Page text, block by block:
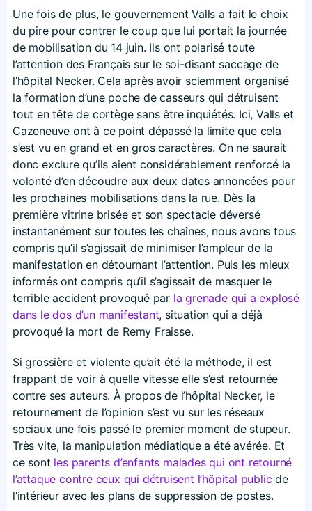
Une fois de plus, le gouvernement Valls a fait le choix
du pire pour contrer le coup que lui portait la journée
de mobilisation du 14 juin. Ils ont polarisé toute
l’attention des Français sur le soi-disant saccage de
l’hôpital Necker. Cela après avoir sciemment organisé
la formation d’une poche de casseurs qui détruisent
tout en tête de cortège sans être inquiétés. Ici, Valls et
Cazeneuve ont à ce point dépassé la limite que cela
s’est vu en grand et en gros caractères. On ne saurait
donc exclure qu’ils aient considérablement renforcé la
volonté d’en découdre aux deux dates annoncées pour
les prochaines mobilisations dans la rue. Dès la
première vitrine brisée et son spectacle déversé
instantanément sur toutes les chaînes, nous avons tous
compris qu’il s’agissait de minimiser l’ampleur de la
manifestation en détournant l’attention. Puis les mieux
informés ont compris qu’il s’agissait de masquer le
terrible accident provoqué par la grenade qui a explosé
dans le dos d’un manifestant, situation qui a déjà
provoqué la mort de Remy Fraisse.
Si grossière et violente qu’ait été la méthode, il est
frappant de voir à quelle vitesse elle s’est retournée
contre ses auteurs. À propos de l’hôpital Necker, le
retournement de l’opinion s’est vu sur les réseaux
sociaux une fois passé le premier moment de stupeur.
Très vite, la manipulation médiatique a été avérée. Et
ce sont les parents d’enfants malades qui ont retourné
l’attaque contre ceux qui détruisent l’hôpital public de
l’intérieur avec les plans de suppression de postes.